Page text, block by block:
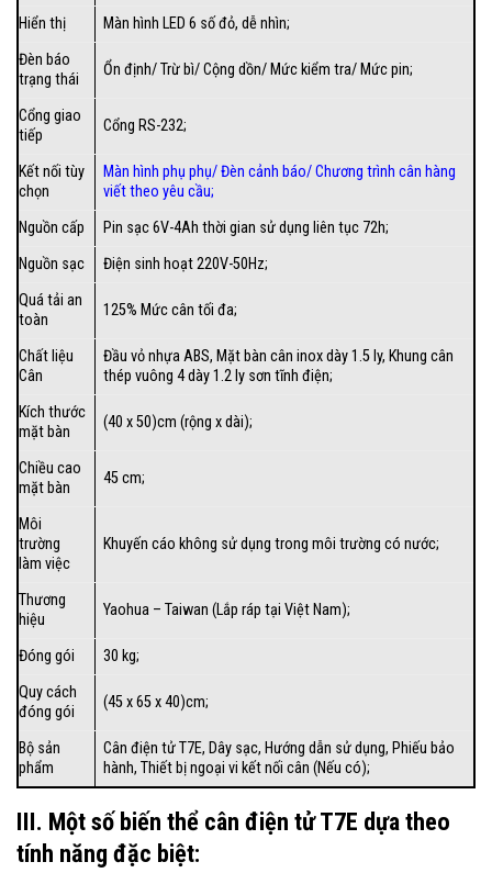
Hiển thị
Màn hình LED 6 số đỏ, dễ nhìn;
Đèn báo
trạng thái
Ổn định/ Trừ bì/ Cộng dồn/ Mức kiểm tra/ Mức pin;
Cổng giao
tiếp
Cổng RS-232;
Kết nối tùy
chọn
Màn hình phụ phụ/Đèn cảnh báo/Chương trình cân hàng
viết theo yêu cầu;
Nguồn cấp
Pin sạc 6V-4Ah thời gian sử dụng liên tục 72h;
Nguồn sạc
Điện sinh hoạt 220V-50Hz;
Quá tải an
toàn
125% Mức cân tối đa;
Chất liệu
Cân
Đầu vỏ nhựa ABS, Mặt bàn cân inox dày 1.5 ly, Khung cân
thép vuông 4 dày 1.2 ly sơn tĩnh điện;
Kích thước
mặt bàn
(40 x 50)cm (rộng x dài);
Chiều cao
mặt bàn
45 cm;
Môi
trường
làm việc
Khuyến cáo không sử dụng trong môi trường có nước;
Thương
hiệu
Yaohua – Taiwan (Lắp ráp tại Việt Nam);
Đóng gói
30 kg;
Quy cách
đóng gói
(45 x 65 x 40)cm;
Bộ sản
phẩm
Cân điện tử T7E, Dây sạc, Hướng dẫn sử dụng, Phiếu bảo
hành, Thiết bị ngoại vi kết nối cân (Nếu có);
III. Một số biến thể cân điện tử T7E dựa theo
tính năng đặc biệt: